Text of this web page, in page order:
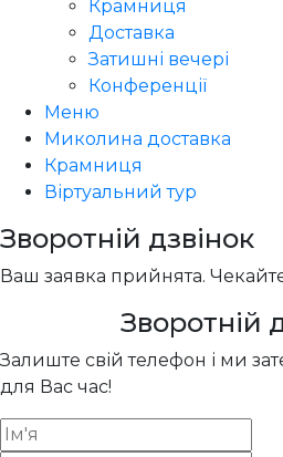
Крамниця
Доставка
Затишні вечері
Конференції
Меню
Миколина доставка
Крамниця
Віртуальний тур
Зворотній дзвінок
Ваш заявка прийнята.
Зворотній
Залиште свій телефон і ми
для Вас час!